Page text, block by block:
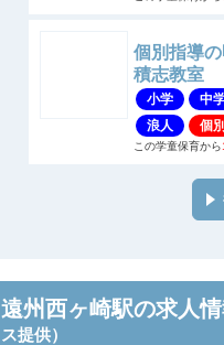
個別指導
積志教室
小学 中
浪人
個別
この学童保育から
遠州西ヶ崎駅の求人
ス提供）